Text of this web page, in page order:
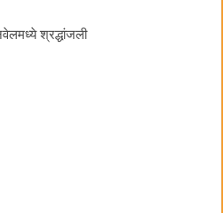
श्रद्धांजली